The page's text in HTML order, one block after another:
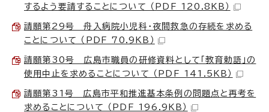
するよう要請することについて （PDF 120.8KB）
請願第29号 舟入病院小児科・夜間救急の存続を求める
ことについて （PDF 70.9KB）
請願第30号 広島市職員の研修資料として「教育勅語」の
使用中止を求めることについて （PDF 141.5KB）
請願第31号 広島市平和推進基本条例の問題点と再考を
求めることについて （PDF 196.9KB）